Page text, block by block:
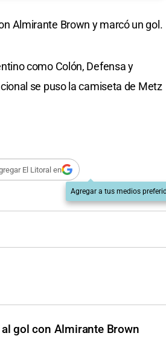
Almirante Brown y marcó un gol.
como Colón, Defensa y
se puso la camiseta de Metz
El Litoral en
Agregar a tus medios
gol con Almirante Brown